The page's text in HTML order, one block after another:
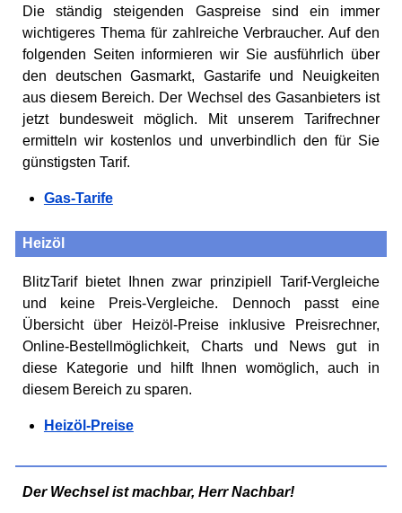
Die ständig steigenden Gaspreise sind ein immer
wichtigeres Thema für zahlreiche Verbraucher. Auf den
folgenden Seiten informieren wir Sie ausführlich über
den deutschen Gasmarkt, Gastarife und Neuigkeiten
aus diesem Bereich. Der Wechsel des Gasanbieters ist
jetzt bundesweit möglich. Mit unserem Tarifrechner
ermitteln wir kostenlos und unverbindlich den für Sie
günstigsten Tarif.
Gas-Tarife
Heizöl
BlitzTarif bietet Ihnen zwar prinzipiell Tarif-Vergleiche
und keine Preis-Vergleiche. Dennoch passt eine
Übersicht über Heizöl-Preise inklusive Preisrechner,
Online-Bestellmöglichkeit, Charts und News gut in
diese Kategorie und hilft Ihnen womöglich, auch in
diesem Bereich zu sparen.
Heizöl-Preise
Der Wechsel ist machbar, Herr Nachbar!